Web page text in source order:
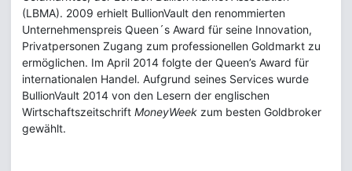
(LBMA). 2009 erhielt BullionVault den renommierten
Unternehmenspreis Queen´s Award für seine Innovation,
Privatpersonen Zugang zum professionellen Goldmarkt zu
ermöglichen. Im April 2014 folgte der Queen’s Award für
internationalen Handel. Aufgrund seines Services wurde
BullionVault 2014 von den Lesern der englischen
Wirtschaftszeitschrift MoneyWeek zum besten Goldbroker
gewählt.